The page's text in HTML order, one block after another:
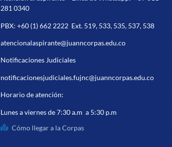
281 0340
PBX:+60 (1) 662 2222 Ext. 519, 533, 535, 537, 538
atencionalaspirante@juanncorpas.edu.co
Notificaciones Judiciales
notificacionesjudiciales.fujnc@juanncorpas.edu.co
Horario de atención:
Lunes a viernes de 7:30 a.m a 5:30 p.m
Cómo llegar a la Corpas